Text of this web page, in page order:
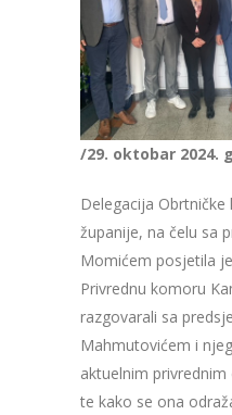
/29. oktobar 2024.
Delegacija
županije, na čelu sa
Momićem posjetila
Privrednu komoru
razgovarali sa
Mahmutovićem i
aktuelnim
te kako se ona